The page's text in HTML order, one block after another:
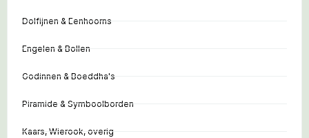
Dolfijnen & Eenhoorns
Engelen & Bollen
Godinnen & Boeddha's
Piramide & Symboolborden
Kaars, Wierook, overig